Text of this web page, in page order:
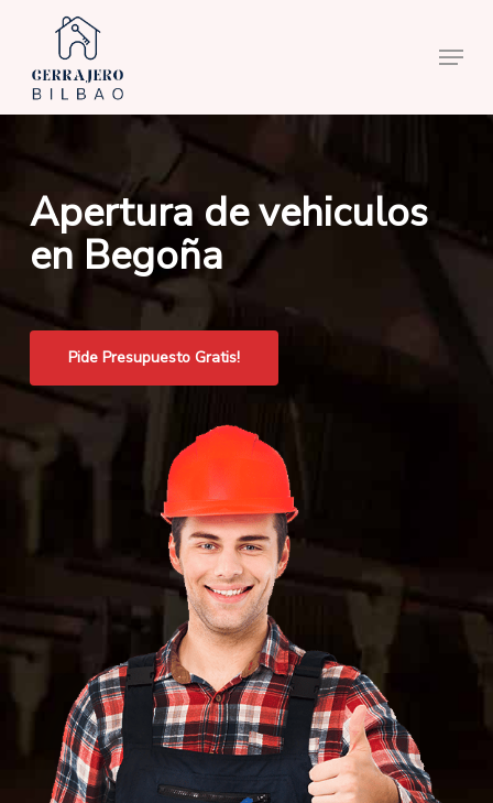
main
content
Menu
Apertura de vehiculos
en Begoña
Pide Presupuesto Gratis!